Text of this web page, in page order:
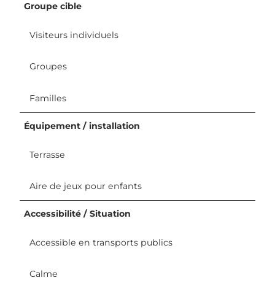
Groupe cible
Visiteurs individuels
Groupes
Familles
Équipement / installation
Terrasse
Aire de jeux pour enfants
Accessibilité / Situation
Accessible en transports publics
Calme